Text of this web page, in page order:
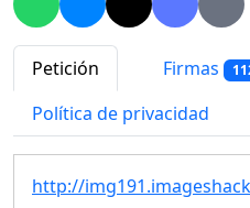
Petición Firmas
Política de privacidad
http://